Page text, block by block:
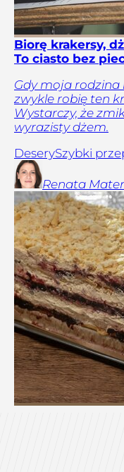
Biorę krakersy,
To ciasto bez
Gdy moja rodzina
zwykle robię ten
Wystarczy, że
wyrazisty dżem.
DeserySzybki
Renata